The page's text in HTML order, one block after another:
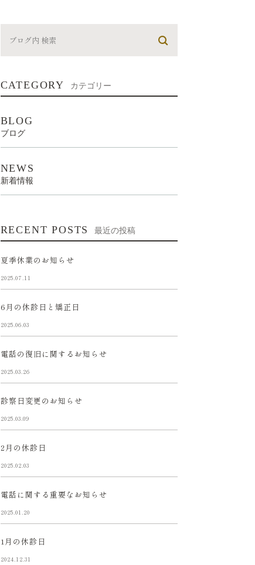
CATEGORY カテゴリー
BLOG
ブログ
NEWS
新着情報
RECENT POSTS 最近の投稿
夏季休業のお知らせ
2025.07.11
6月の休診日と矯正日
2025.06.03
電話の復旧に関するお知らせ
2025.03.26
診察日変更のお知らせ
2025.03.09
2月の休診日
2025.02.03
電話に関する重要なお知らせ
2025.01.20
1月の休診日
2024.12.31